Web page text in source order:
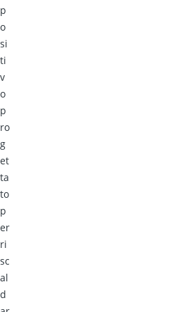
p
o
si
ti
v
o
p
ro
g
et
ta
to
p
er
ri
sc
al
d